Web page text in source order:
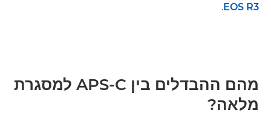
EOS R3
.
מהם ההבדלים בין APS-C למסגרת
מלאה?